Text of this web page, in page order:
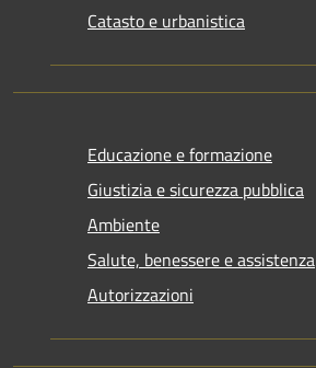
Catasto e urbanistica
Educazione e formazione
Giustizia e sicurezza pubblica
Ambiente
Salute, benessere e assistenza
Autorizzazioni